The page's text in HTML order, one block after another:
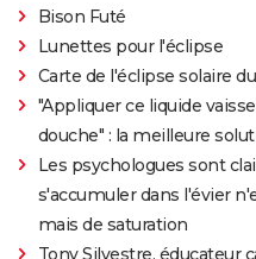
Bison Futé
Lunettes pour l'éclipse
Carte de l'éclipse solaire
"Appliquer ce liquide
douche" : la meilleure
Les psychologues sont
s'accumuler dans l'évier
mais de saturation